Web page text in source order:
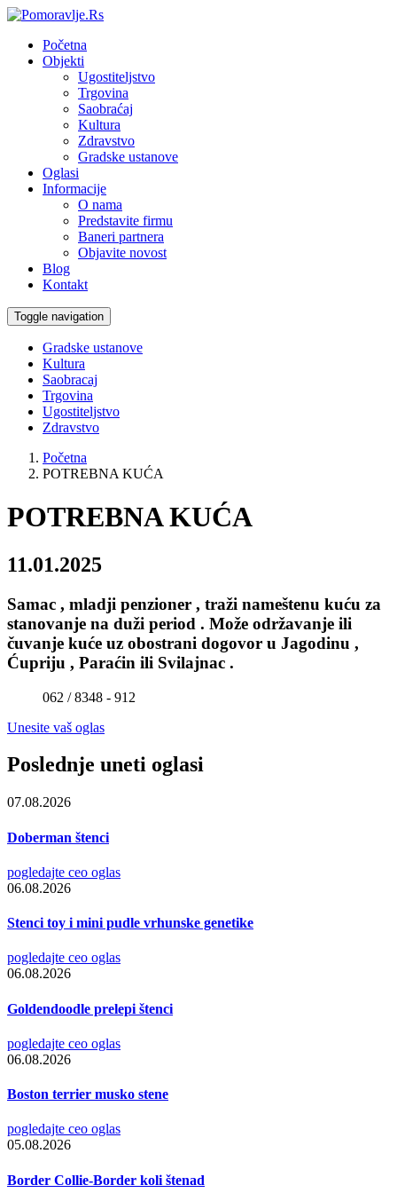
Početna
Objekti
Ugostiteljstvo
Trgovina
Saobraćaj
Kultura
Zdravstvo
Gradske ustanove
Oglasi
Informacije
O nama
Predstavite firmu
Baneri partnera
Objavite novost
Blog
Kontakt
Toggle navigation
Gradske ustanove
Kultura
Saobracaj
Trgovina
Ugostiteljstvo
Zdravstvo
Početna
POTREBNA KUĆA
POTREBNA KUĆA
11.01.2025
Samac , mladji penzioner , traži nameštenu kuću za
stanovanje na duži period . Može održavanje ili
čuvanje kuće uz obostrani dogovor u Jagodinu ,
Ćupriju , Paraćin ili Svilajnac .
062 / 8348 - 912
Unesite vaš oglas
Poslednje uneti oglasi
07.08.2026
Doberman štenci
pogledajte ceo oglas
06.08.2026
Stenci toy i mini pudle vrhunske genetike
pogledajte ceo oglas
06.08.2026
Goldendoodle prelepi štenci
pogledajte ceo oglas
06.08.2026
Boston terrier musko stene
pogledajte ceo oglas
05.08.2026
Border Collie-Border koli štenad